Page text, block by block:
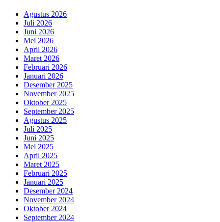
Agustus 2026
Juli 2026
Juni 2026
Mei 2026
April 2026
Maret 2026
Februari 2026
Januari 2026
Desember 2025
November 2025
Oktober 2025
September 2025
Agustus 2025
Juli 2025
Juni 2025
Mei 2025
April 2025
Maret 2025
Februari 2025
Januari 2025
Desember 2024
November 2024
Oktober 2024
September 2024